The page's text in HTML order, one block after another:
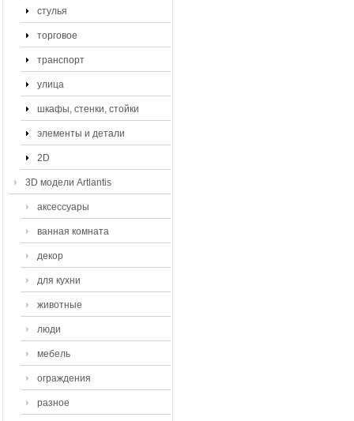
стулья
торговое
транспорт
улица
шкафы, стенки, стойки
элементы и детали
2D
3D модели Artlantis
аксессуары
ванная комната
декор
для кухни
животные
люди
мебель
ограждения
разное